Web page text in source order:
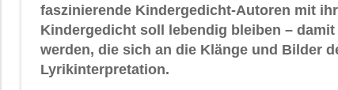
faszinierende Kindergedicht-Autoren mit
Kindergedicht soll lebendig bleiben –
werden, die sich an die Klänge und Bilder
Lyrikinterpretation.